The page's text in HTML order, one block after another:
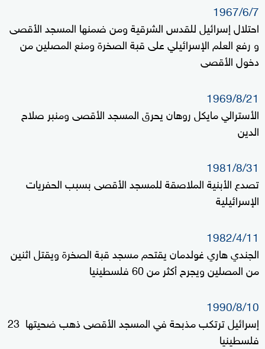
1967/6/7
احتلال إسرائيل للقدس الشرقية ومن ضمنها المسجد الأقصى
و رفع العلم الإسرائيلي على قبة الصخرة ومنع المصلين من
دخول الأقصى
1969/8/21
الأسترالي مايكل روهان يحرق المسجد الأقصى ومنبر صلاح
الدين
1981/8/31
تصدع الأبنية الملاصقة للمسجد الأقصى بسبب الحفريات
الإسرائيلية
1982/4/11
الجندي هاري غولدمان يقتحم مسجد قبة الصخرة ويقتل اثنين
من المصلين ويجرح أكثر من 60 فلسطينيا
1990/8/10
إسرائيل ترتكب مذبحة في المسجد الأقصى ذهب ضحيتها 23
فلسطينيا